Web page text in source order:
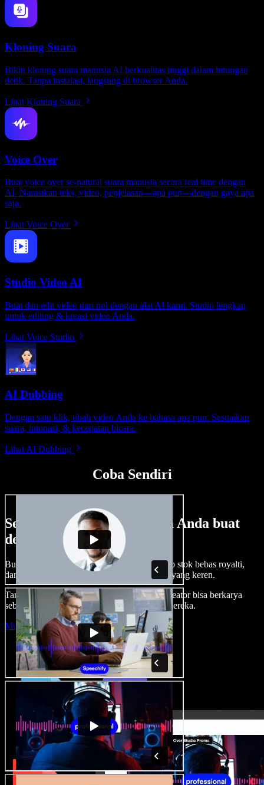
Kloning Suara
Bikin kloning suara manusia AI berkualitas tinggi dalam hitungan
detik. Tanpa instalasi, langsung di browser Anda.
Lihat Kloning Suara
Voice Over
Buat voice over se-natural suara manusia secara real time dengan
AI. Narasikan teks, video, penjelasan—apa pun—dengan gaya apa
saja.
Lihat Voice Over
Studio Video AI
Buat dan edit video dari nol dengan alat AI kami. Studio lengkap
untuk editing & kreasi video Anda.
Lihat Voice Studio
AI Dubbing
Dengan satu klik, ubah video Anda ke bahasa apa pun. Sesuaikan
suara, intonasi, & kecepatan bicara.
Lihat AI Dubbing
Coba Sendiri
Sedikit contoh hal yang bisa Anda buat
dengan Speechify Studio.
Buat voice over, tambah gambar, audio, video stok bebas royalti,
dan kloning suara untuk proyek audio-video yang keren.
Tanpa kurva belajar, semua dari browser—kreator bisa berkarya
sebebas mungkin dan wujudkan ide kreatif mereka.
Mulai Studio